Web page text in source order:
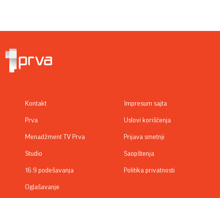
Kontakt
Prva
Menadžment TV Prva
Studio
16:9 podešavanja
Oglašavanje
Impresum sajta
Uslovi korišćenja
Prijava smetnji
Saopštenja
Politika privatnosti